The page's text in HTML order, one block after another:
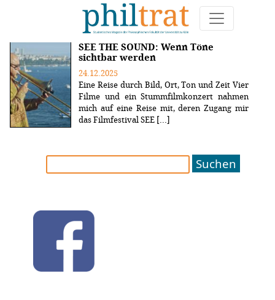
Weitere Artikel zum Thema "Filmfestival"
SEE THE SOUND: Wenn Töne
sichtbar werden
24.12.2025
Eine Reise durch Bild, Ort, Ton und Zeit Vier
Filme und ein Stummfilmkonzert nahmen
mich auf eine Reise mit, deren Zugang mir
das Filmfestival SEE [...]
Suchen